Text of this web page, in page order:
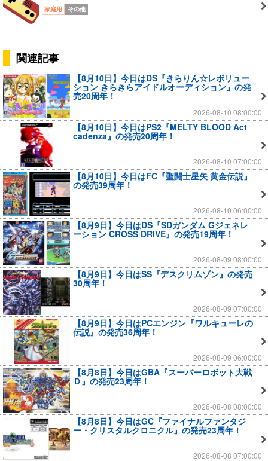
家庭用 その他
関連記事
【8月10日】今日はDS『きらりん☆レボリュー
ション きらきらアイドルオーディション』の発
売20周年！
2026-08-10 08:00:00
【8月10日】今日はPS2『MELTY BLOOD Act
cadenza』の発売20周年！
2026-08-10 07:00:00
【8月10日】今日はFC『聖闘士星矢 黄金伝説』
の発売39周年！
2026-08-10 06:00:00
【8月9日】今日はDS『SDガンダム Gジェネレ
ーション CROSS DRIVE』の発売19周年！
2026-08-09 08:00:00
【8月9日】今日はSS『デスクリムゾン』の発売
30周年！
2026-08-09 07:00:00
【8月9日】今日はPCエンジン『ワルキューレの
伝説』の発売36周年！
2026-08-09 06:00:00
【8月8日】今日はGBA『スーパーロボット大戦
Ｄ』の発売23周年！
2026-08-08 08:00:00
【8月8日】今日はGC『ファイナルファンタジ
ー・クリスタルクロニクル』の発売23周年！
2026-08-08 07:00:00